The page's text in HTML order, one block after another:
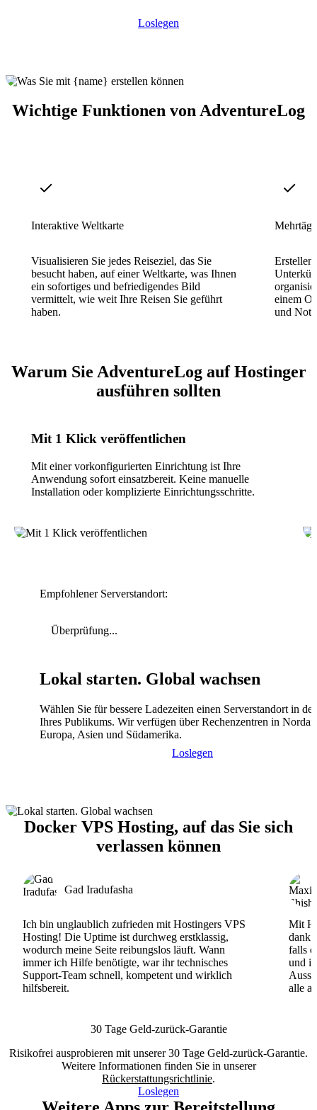
Loslegen
Wichtige Funktionen von AdventureLog
Interaktive Weltkarte
Visualisieren Sie jedes Reiseziel, das Sie
besucht haben, auf einer Weltkarte, was Ihnen
ein sofortiges und befriedigendes Bild
vermittelt, wie weit Ihre Reisen Sie geführt
haben.
Erstellen
einem
und
Warum Sie AdventureLog auf Hostinger
ausführen sollten
Mit 1 Klick veröffentlichen
Mit einer vorkonfigurierten Einrichtung ist Ihre
Anwendung sofort einsatzbereit. Keine manuelle
Installation oder komplizierte Einrichtungsschritte.
Empfohlener Serverstandort:
Überprüfung...
Lokal starten. Global wachsen
Wählen Sie für bessere Ladezeiten einen Serverstandort in
Ihres Publikums. Wir verfügen über Rechenzentren in
Europa, Asien und Südamerika.
Loslegen
Docker VPS Hosting, auf das Sie sich
verlassen können
Gad Iradufasha
Ich bin unglaublich zufrieden mit Hostingers VPS
Hosting! Die Uptime ist durchweg erstklassig,
wodurch meine Seite reibungslos läuft. Wann
immer ich Hilfe benötigte, war ihr technisches
Support-Team schnell, kompetent und wirklich
hilfsbereit.
Mit
dank
falls
und
alle
30 Tage Geld-zurück-Garantie
Risikofrei ausprobieren mit unserer 30 Tage Geld-zurück-Garantie.
Weitere Informationen finden Sie in unserer
Rückerstattungsrichtlinie.
Loslegen